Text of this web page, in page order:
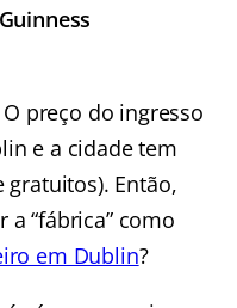
preço do ingresso
e a cidade tem
gratuitos). Então,
“fábrica” como
em Dublin?